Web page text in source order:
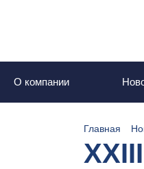
О компании
Главная